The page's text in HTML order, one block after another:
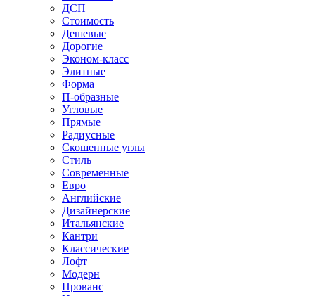
ДСП
Стоимость
Дешевые
Дорогие
Эконом-класс
Элитные
Форма
П-образные
Угловые
Прямые
Радиусные
Скошенные углы
Стиль
Современные
Евро
Английские
Дизайнерские
Итальянские
Кантри
Классические
Лофт
Модерн
Прованс